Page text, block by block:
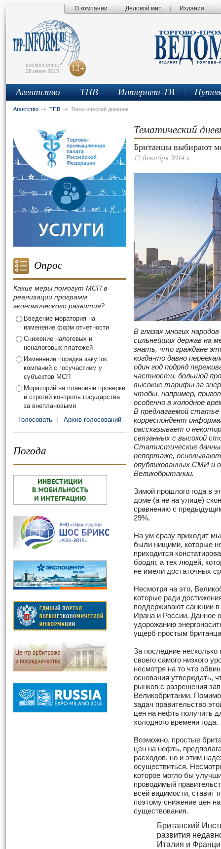
О компании Деловой мир Издания
воскресенье,
28 июня 2015
12+
Агентство ТПВ Интернет-ТВ
Агентство ТПВ Тематический дневник
Опрос
Какие меры помогут МСП в
реализации программ
экономического развития?
Введение моратория на
изменение форм отчетности
Снижение налоговых и
неналоговых платежей
Изменение порядка закупок
компаний с госучастием у
субъектов МСП
Мораторий на плановые проверки
и строгий контроль государства
за внеплановыми
Голосовать
Архив голосований
Погода
Тематический
Британцы выбирают
12 декабря 2014 г.
В глазах многих
сильнейших держав на
знать, что граждане
когда-то давно
один год подряд
частности, большой
высокие тарифы за
чтобы, например,
особенно в холодное
В предлагаемой
корреспондент
рассказывает о
связанных с высокой
Статистические
репортаже,
опубликованных СМИ и
Великобритании.
Зимой прошлого года в
доме (а не на улице)
сравнению с
29%.
На ум сразу приходит
были нищими, которые
приходится
бродяг, а тех людей,
не имели достаточных
Несмотря на это,
которые ради
поддерживают санкции в
Ирана и России. Данное
удорожанию
ущерб простым
За последние
своего самого низкого
несмотря на то что
основания утверждать,
рынков с разрешения
Великобритании.
задач правительство
цен на нефть получить
холодного времени года.
Возможно, простые
цен на нефть,
расходов, но и этим
осуществиться.
которое могло бы
проводимый
всей видимости, ставит
поэтому снижение цен
существования.
Британский
развития
Италия и